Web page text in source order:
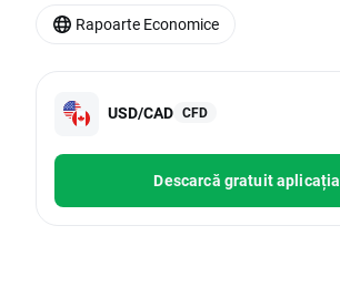
USD/CAD CFD
Descarcă gratuit aplicația
Rapoarte Economice